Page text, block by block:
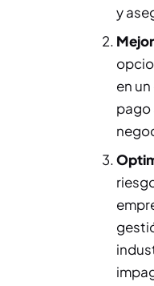
y
en
pago